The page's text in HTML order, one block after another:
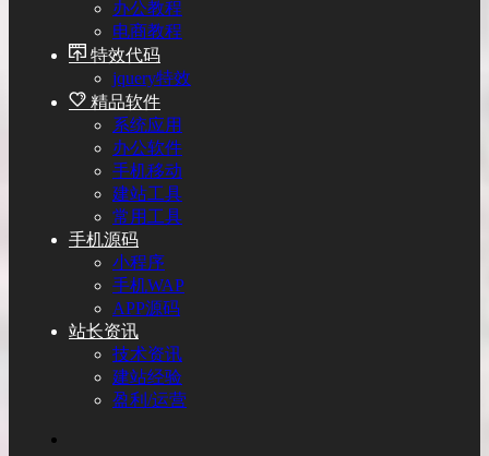
办公教程
电商教程
特效代码
jquery特效
精品软件
系统应用
办公软件
手机移动
建站工具
常用工具
手机源码
小程序
手机WAP
APP源码
站长资讯
技术资讯
建站经验
盈利/运营